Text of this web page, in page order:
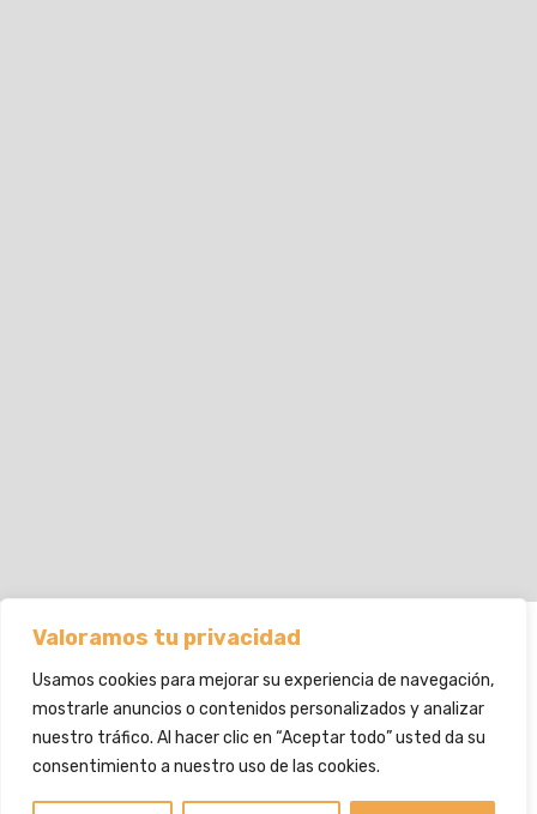
Valoramos tu privacidad
Usamos cookies para mejorar su experiencia de navegación,
mostrarle anuncios o contenidos personalizados y analizar
nuestro tráfico. Al hacer clic en “Aceptar todo” usted da su
consentimiento a nuestro uso de las cookies.
FACEBOOK
POLITICA DE PRIVACIDAD Y COOKIES
Psicóloga Clínica En Mislata. Especialista En